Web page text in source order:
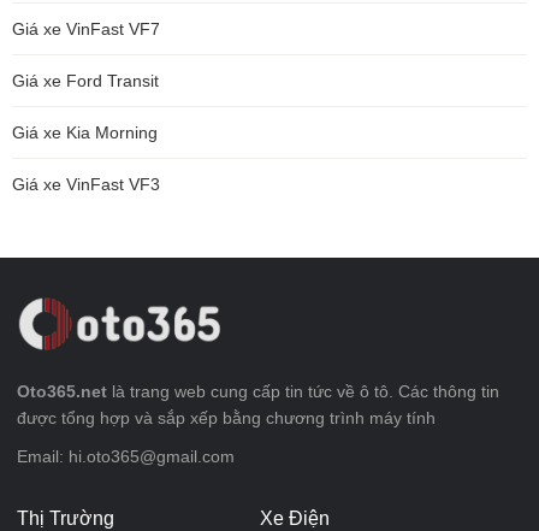
Giá xe VinFast VF7
Giá xe Ford Transit
Giá xe Kia Morning
Giá xe VinFast VF3
Oto365.net là trang web cung cấp tin tức về ô tô. Các thông tin
được tổng hợp và sắp xếp bằng chương trình máy tính
Email: hi.oto365@gmail.com
Thị Trường Xe Điện